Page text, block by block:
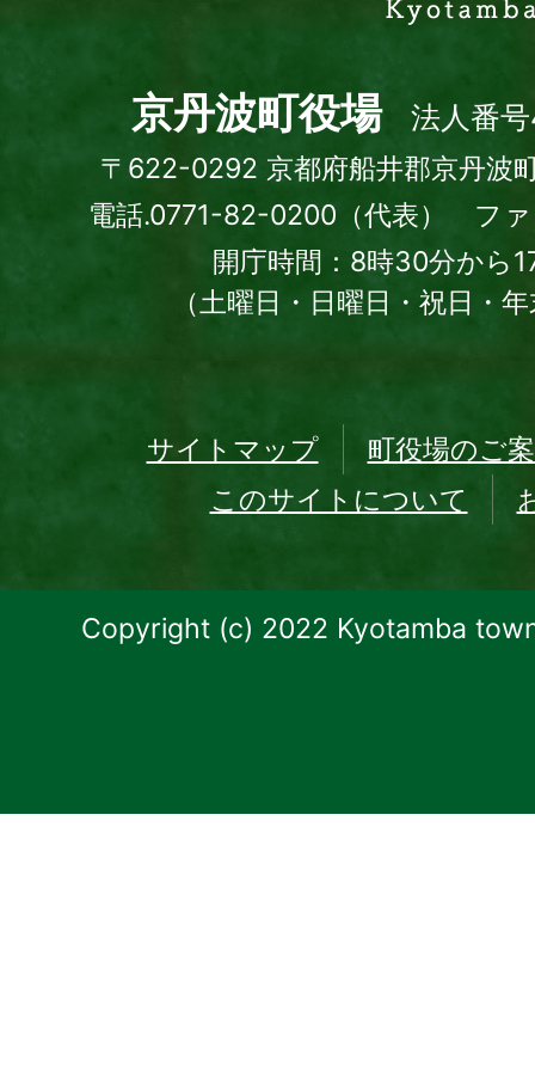
town
京丹波町役場 法人番
〒622-0292 京都府船井郡京丹波
電話.0771-82-0200（代表） フ
開庁時間：8時30分から
（土曜日・日曜日・祝日・
サイトマップ
町役場のご
このサイトについて
Copyright (c) 2022 Kyotamba